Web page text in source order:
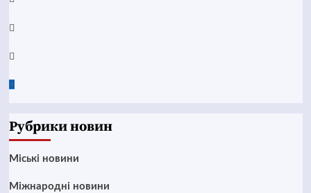
Instagram
Twitter
Google
Рубрики новин
Mіські новини
Міжнародні новини